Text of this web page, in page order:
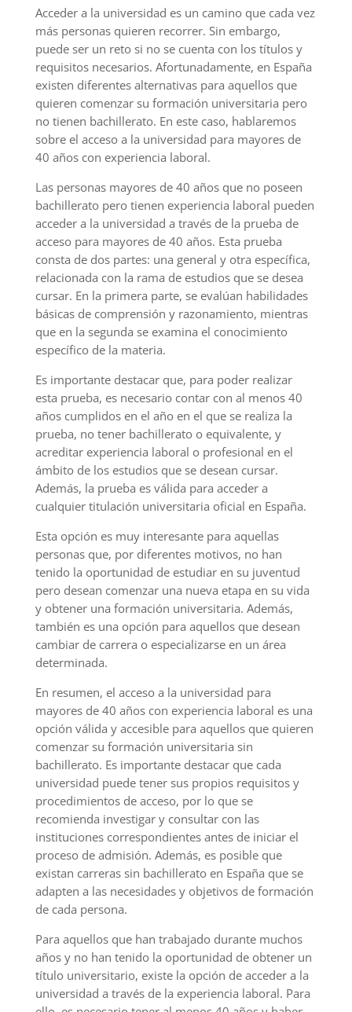
Acceder a la universidad es un camino que cada vez
más personas quieren recorrer. Sin embargo,
puede ser un reto si no se cuenta con los títulos y
requisitos necesarios. Afortunadamente, en España
existen diferentes alternativas para aquellos que
quieren comenzar su formación universitaria pero
no tienen bachillerato. En este caso, hablaremos
sobre el acceso a la universidad para mayores de
40 años con experiencia laboral.
Las personas mayores de 40 años que no poseen
bachillerato pero tienen experiencia laboral pueden
acceder a la universidad a través de la prueba de
acceso para mayores de 40 años. Esta prueba
consta de dos partes: una general y otra específica,
relacionada con la rama de estudios que se desea
cursar. En la primera parte, se evalúan habilidades
básicas de comprensión y razonamiento, mientras
que en la segunda se examina el conocimiento
específico de la materia.
Es importante destacar que, para poder realizar
esta prueba, es necesario contar con al menos 40
años cumplidos en el año en el que se realiza la
prueba, no tener bachillerato o equivalente, y
acreditar experiencia laboral o profesional en el
ámbito de los estudios que se desean cursar.
Además, la prueba es válida para acceder a
cualquier titulación universitaria oficial en España.
Esta opción es muy interesante para aquellas
personas que, por diferentes motivos, no han
tenido la oportunidad de estudiar en su juventud
pero desean comenzar una nueva etapa en su vida
y obtener una formación universitaria. Además,
también es una opción para aquellos que desean
cambiar de carrera o especializarse en un área
determinada.
En resumen, el acceso a la universidad para
mayores de 40 años con experiencia laboral es una
opción válida y accesible para aquellos que quieren
comenzar su formación universitaria sin
bachillerato. Es importante destacar que cada
universidad puede tener sus propios requisitos y
procedimientos de acceso, por lo que se
recomienda investigar y consultar con las
instituciones correspondientes antes de iniciar el
proceso de admisión. Además, es posible que
existan carreras sin bachillerato en España que se
adapten a las necesidades y objetivos de formación
de cada persona.
Para aquellos que han trabajado durante muchos
años y no han tenido la oportunidad de obtener un
título universitario, existe la opción de acceder a la
universidad a través de la experiencia laboral. Para